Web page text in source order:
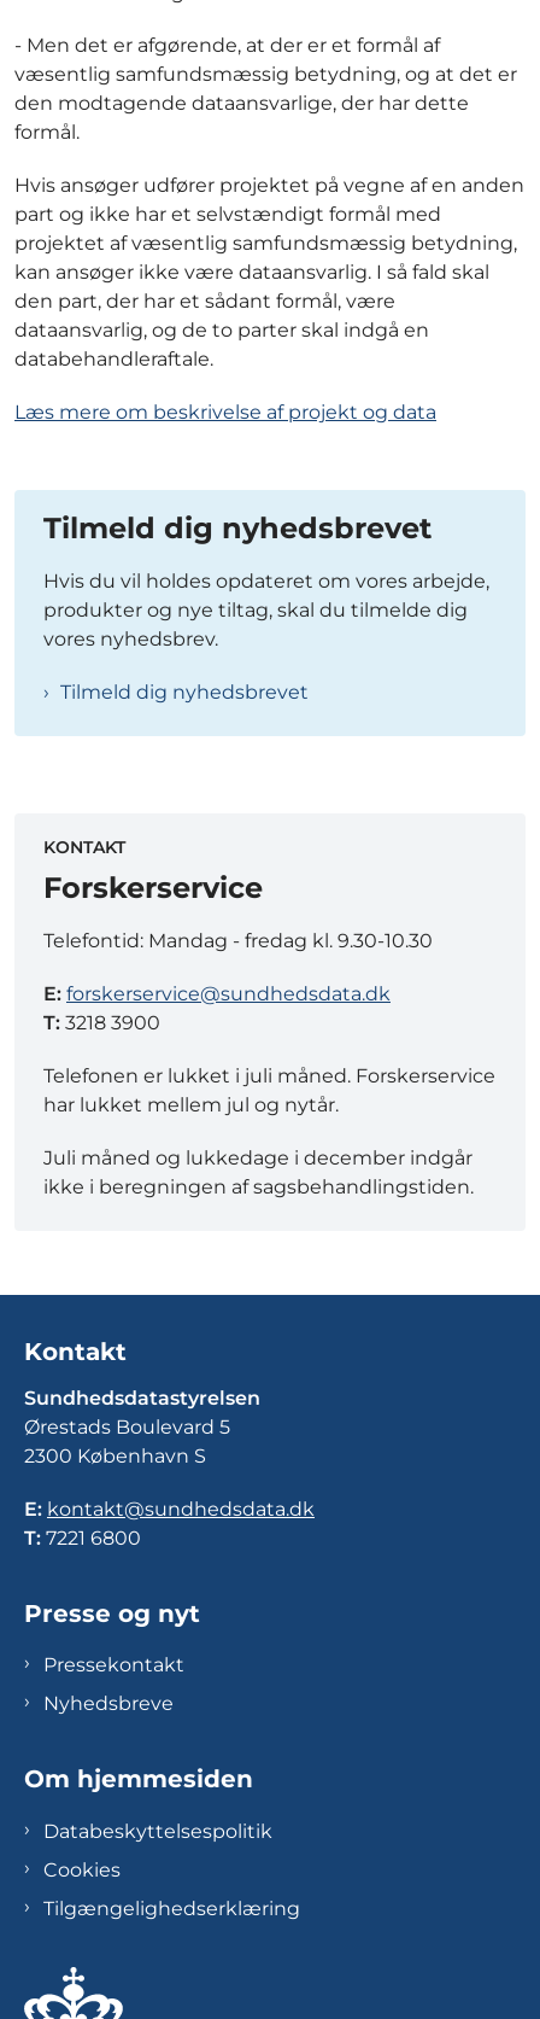
- Men det er afgørende, at der er et formål af
væsentlig samfundsmæssig betydning, og at det er
den modtagende dataansvarlige, der har dette
formål.
Hvis ansøger udfører projektet på vegne af en anden
part og ikke har et selvstændigt formål med
projektet af væsentlig samfundsmæssig betydning,
kan ansøger ikke være dataansvarlig. I så fald skal
den part, der har et sådant formål, være
dataansvarlig, og de to parter skal indgå en
databehandleraftale.
Læs mere om beskrivelse af projekt og data
Tilmeld dig nyhedsbrevet
Hvis du vil holdes opdateret om vores arbejde,
produkter og nye tiltag, skal du tilmelde dig
vores nyhedsbrev.
Tilmeld dig nyhedsbrevet
KONTAKT
Forskerservice
Telefontid: Mandag - fredag kl. 9.30-10.30
E: forskerservice@sundhedsdata.dk
T: 3218 3900
Telefonen er lukket i juli måned. Forskerservice
har lukket mellem jul og nytår.
Juli måned og lukkedage i december indgår
ikke i beregningen af sagsbehandlingstiden.
Kontakt
Sundhedsdatastyrelsen
Ørestads Boulevard 5
2300 København S
E: kontakt@sundhedsdata.dk
T: 7221 6800
Presse og nyt
Pressekontakt
Nyhedsbreve
Om hjemmesiden
Databeskyttelsespolitik
Cookies
Tilgængelighedserklæring